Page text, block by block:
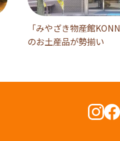
「みやざき物産館
のお土産品が勢揃い